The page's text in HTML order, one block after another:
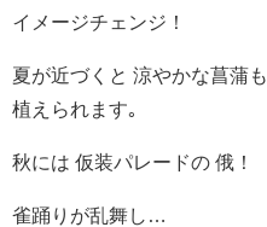
イメージチェンジ！
夏が近づくと 涼やかな菖蒲も
植えられます｡
秋には 仮装パレードの 俄！
雀踊りが乱舞し…